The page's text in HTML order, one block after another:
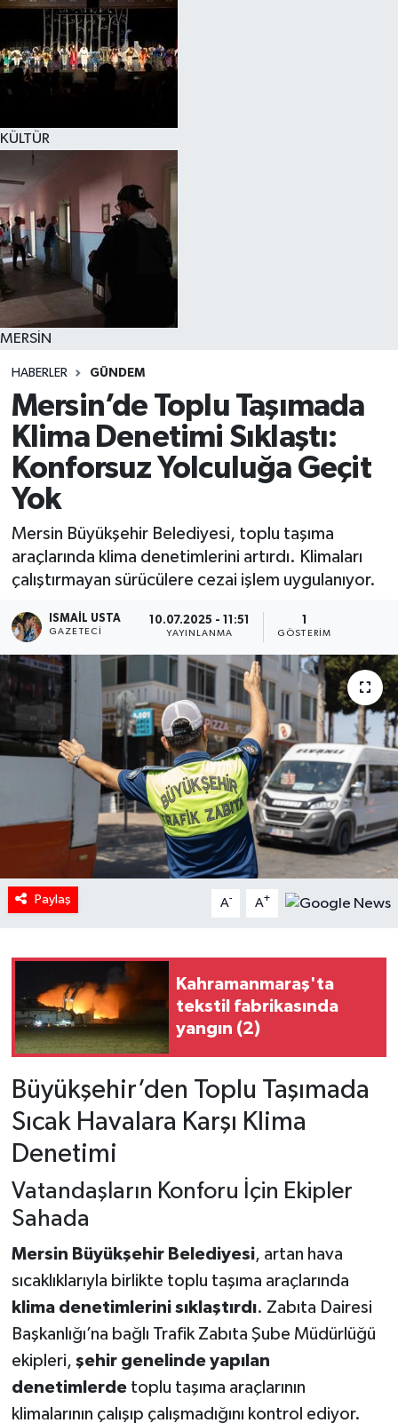
KÜLTÜR
MERSİN
HABERLER GÜNDEM
Mersin’de Toplu Taşımada
Klima Denetimi Sıklaştı:
Konforsuz Yolculuğa Geçit
Yok
Mersin Büyükşehir Belediyesi, toplu taşıma
araçlarında klima denetimlerini artırdı. Klimaları
çalıştırmayan sürücülere cezai işlem uygulanıyor.
ISMAIL USTA
GAZETECI
10.07.2025 - 11:51
YAYINLANMA GÖSTERIM
Paylaş A- A+
Kahramanmaraş'ta
tekstil fabrikasında
yangın (2)
Büyükşehir’den Toplu Taşımada
Sıcak Havalara Karşı Klima
Denetimi
Vatandaşların Konforu İçin Ekipler
Sahada
Mersin Büyükşehir Belediyesi, artan hava
sıcaklıklarıyla birlikte toplu taşıma araçlarında
klima denetimlerini sıklaştırdı. Zabıta Dairesi
Başkanlığı’na bağlı Trafik Zabıta Şube Müdürlüğü
ekipleri, şehir genelinde yapılan
denetimlerdetoplu taşıma araçlarının
klimalarının çalışıp çalışmadığını kontrol ediyor.